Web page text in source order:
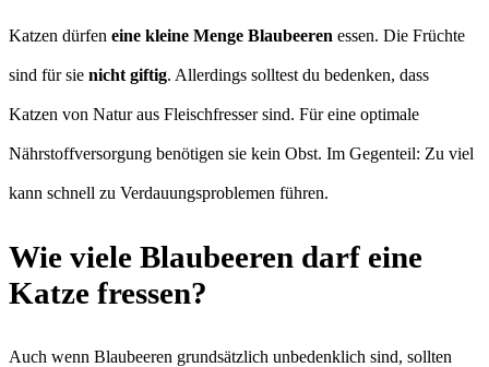
Katzen dürfen eine kleine Menge Blaubeeren essen. Die Früchte
sind für sie nicht giftig. Allerdings solltest du bedenken, dass
Katzen von Natur aus Fleischfresser sind. Für eine optimale
Nährstoffversorgung benötigen sie kein Obst. Im Gegenteil: Zu viel
kann schnell zu Verdauungsproblemen führen.
Wie viele Blaubeeren darf eine
Katze fressen?
Auch wenn Blaubeeren grundsätzlich unbedenklich sind, sollten